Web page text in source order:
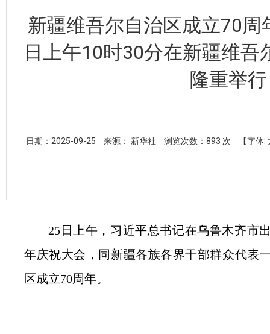
新疆维吾尔自治区成立70
日上午10时30分在新疆维吾
隆重举行
日期：2025-09-25 来源： 新华社 浏览次数： 893 次 【字体:
25日上午，习近平总书记在乌鲁木齐市
年庆祝大会，同新疆各族各界干部群众代表
区成立70周年。